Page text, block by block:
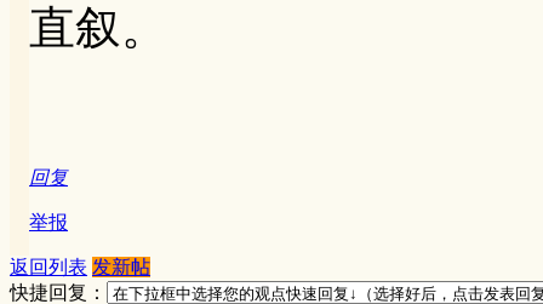
直叙。
回复
举报
返回列表 发新帖
快捷回复：